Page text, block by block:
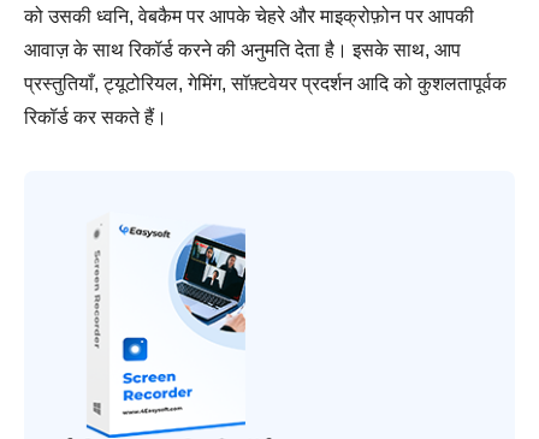
को उसकी ध्वनि, वेबकैम पर आपके चेहरे और माइक्रोफ़ोन पर आपकी
आवाज़ के साथ रिकॉर्ड करने की अनुमति देता है। इसके साथ, आप
प्रस्तुतियाँ, ट्यूटोरियल, गेमिंग, सॉफ़्टवेयर प्रदर्शन आदि को कुशलतापूर्वक
रिकॉर्ड कर सकते हैं।